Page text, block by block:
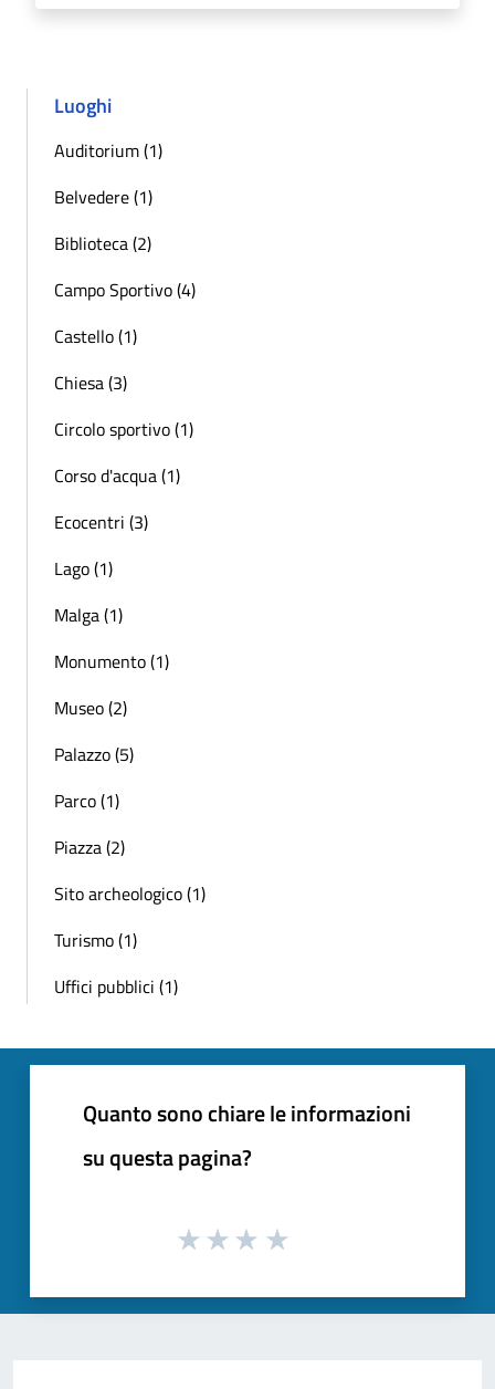
Luoghi
Auditorium (1)
Belvedere (1)
Biblioteca (2)
Campo Sportivo (4)
Castello (1)
Chiesa (3)
Circolo sportivo (1)
Corso d'acqua (1)
Ecocentri (3)
Lago (1)
Malga (1)
Monumento (1)
Museo (2)
Palazzo (5)
Parco (1)
Piazza (2)
Sito archeologico (1)
Turismo (1)
Uffici pubblici (1)
Quanto sono chiare le informazioni
su questa pagina?